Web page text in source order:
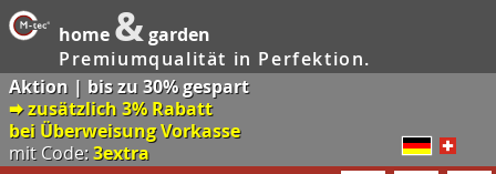
home &garden
Premiumqualität in Perfektion.
Aktion | bis zu 30% gespart
🠮 zusätzlich 3% Rabatt
bei Überweisung Vorkasse
mit Code:3extra